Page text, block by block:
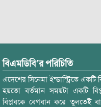
বিএমডিবি’র পরিচিতি
এদেশের সিনেমা ইন্ডাস্ট্রিতে একটি
হয়তো বর্তমান সময়টা একটি
বিপ্লবকে বেগবান করে তুলতেই